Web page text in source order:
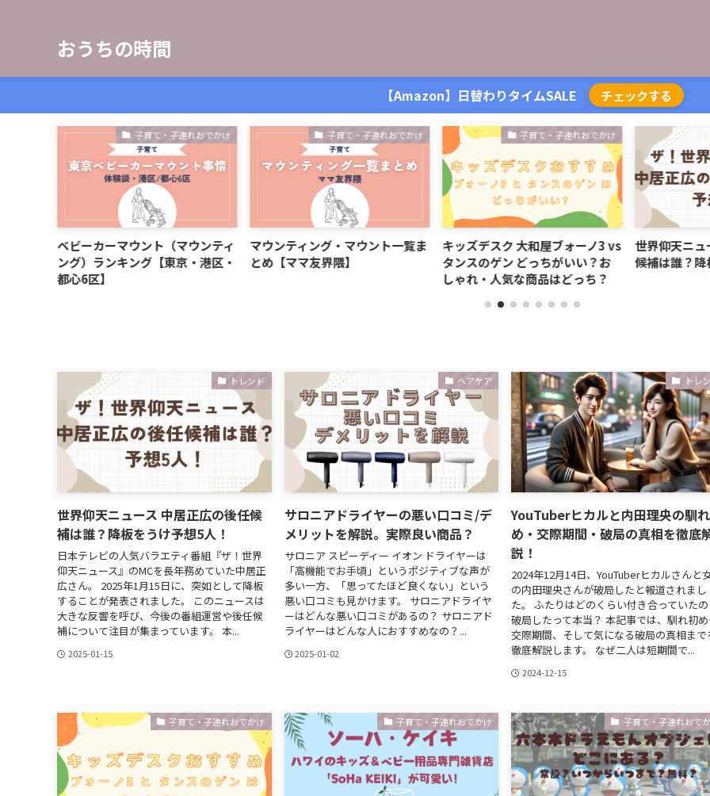
おうちの時間
【Amazon】日替わりタイムSALE チェックする
子育て・子連れおでかけ
ベビーカーマウント（マウンティ
ング）ランキング【東京・港区・
都心6区】
子育て・子連れおでかけ
マウンティング・マウント一覧ま
とめ【ママ友界隈】
子育て・子連れおでかけ
キッズデスク 大和屋ブォーノ3 vs
タンスのゲン どっちがいい？お
しゃれ・人気な商品はどっち？
世界仰天ニ
候補は誰？降
トレンド
世界仰天ニュース 中居正広の後任候
補は誰？降板をうけ予想5人！
日本テレビの人気バラエティ番組『ザ！世界
仰天ニュース』のMCを長年務めていた中居正
広さん。 2025年1月15日に、突如として降板
することが発表されました。 このニュースは
大きな反響を呼び、今後の番組運営や後任候
補について注目が集まっています。 本...
2025-01-15
ヘアケア
サロニアドライヤーの悪い口コミ/デ
メリットを解説。実際良い商品？
サロニア スピーディー イオン ドライヤーは
「高機能でお手頃」というポジティブな声が
多い一方、「思ってたほど良くない」という
悪い口コミも見かけます。 サロニアドライヤ
ーはどんな悪い口コミがあるの？ サロニアド
ライヤーはどんな人におすすめなの？...
2025-01-02
トレ
YouTuberヒカルと内田理央の馴
め・交際期間・破局の真相を徹底
説！
2024年12月14日、YouTuberヒカルさんと
の内田理央さんが破局したと報道されまし
た。 ふたりはどのくらい付き合っていたの
破局したって本当？ 本記事では、馴れ初
交際期間、そして気になる破局の真相まで
徹底解説します。 なぜ二人は短期間で...
2024-12-15
子育て・子連れおでかけ 子育て・子連れおでかけ 子育て・子連れおで